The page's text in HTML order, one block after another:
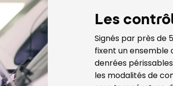
Les
Signés par près de
fixent un ensemble
denrées
les modalités de